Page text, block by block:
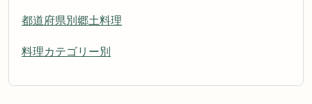
都道府県別郷土料理
料理カテゴリー別